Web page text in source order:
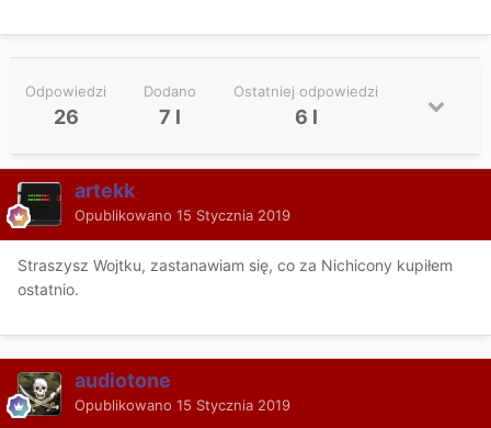
Odpowiedzi
26
Dodano
7 l
Ostatniej odpowiedzi
6 l
artekk
Opublikowano 15 Stycznia 2019
Straszysz Wojtku, zastanawiam się, co za Nichicony kupiłem
ostatnio.
audiotone
Opublikowano 15 Stycznia 2019